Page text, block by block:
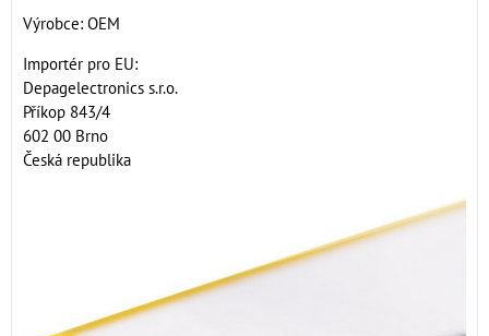
Výrobce: OEM
Importér pro EU:
Depagelectronics s.r.o.
Příkop 843/4
602 00 Brno
Česká republika